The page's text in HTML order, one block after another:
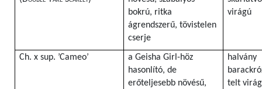
bokrú, ritka
ágrendszerű, tövistelen
cserje
virágú
Ch. x sup. ’Cameo’
a Geisha Girl-höz
hasonlító, de
erőteljesebb növésű,
halvány
telt